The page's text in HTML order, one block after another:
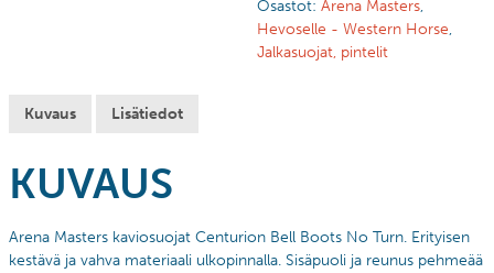
Osastot: Arena Masters,
Hevoselle - Western Horse,
Jalkasuojat, pintelit
Kuvaus Lisätiedot
KUVAUS
Arena Masters kaviosuojat Centurion Bell Boots No Turn. Erityisen
kestävä ja vahva materiaali ulkopinnalla. Sisäpuoli ja reunus pehmeää